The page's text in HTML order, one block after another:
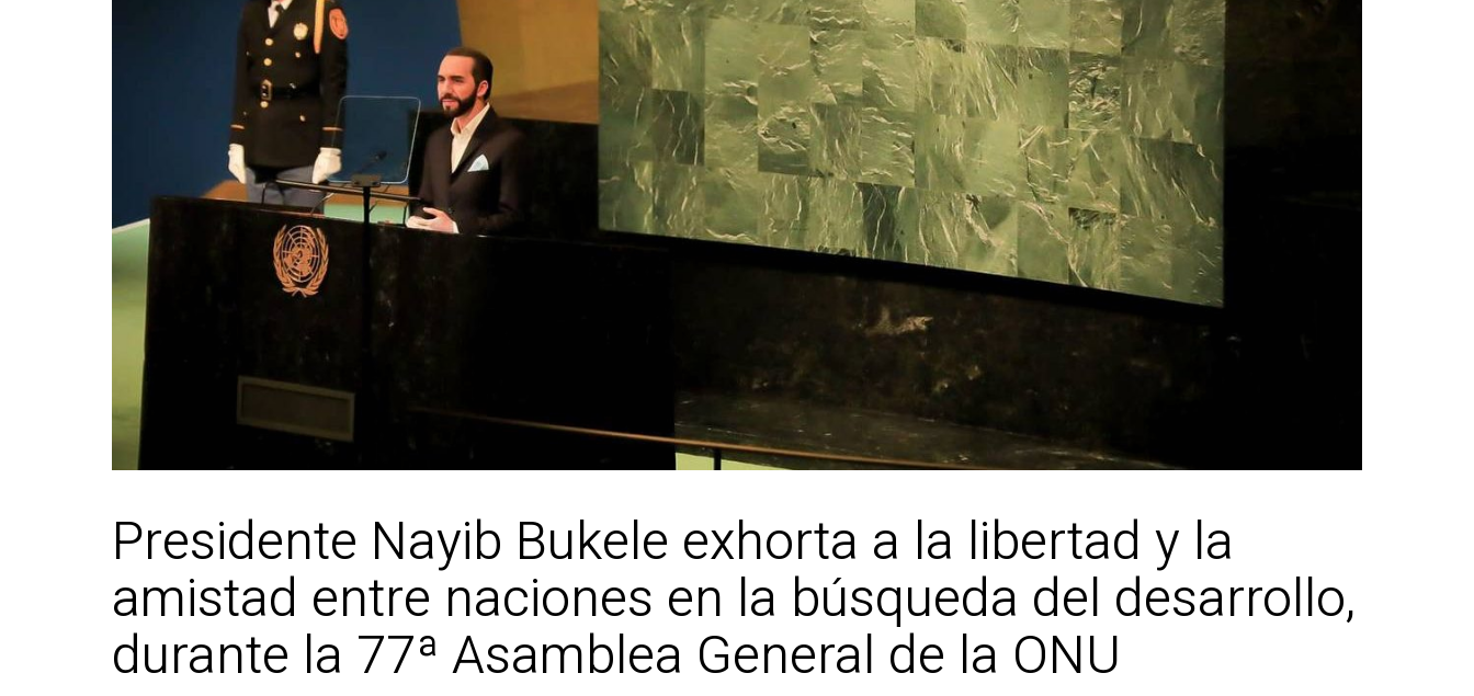
Presidente Nayib Bukele exhorta a la libertad y la
amistad entre naciones en la búsqueda del desarrollo,
durante la 77ª Asamblea General de la ONU